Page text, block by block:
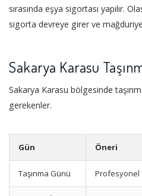
sırasında eşya sigortası yapılır.
sigorta devreye girer ve
Sakarya Karasu
Sakarya Karasu bölgesinde
gerekenler.
Gün Öneri
Taşınma Günü Profesyonel